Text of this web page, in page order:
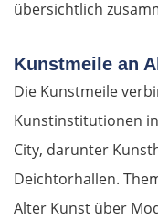
übersichtlich
Kunstmeile an
Die Kunstmeile
Kunstinstitutionen
City, darunter
Deichtorhallen.
Alter Kunst über